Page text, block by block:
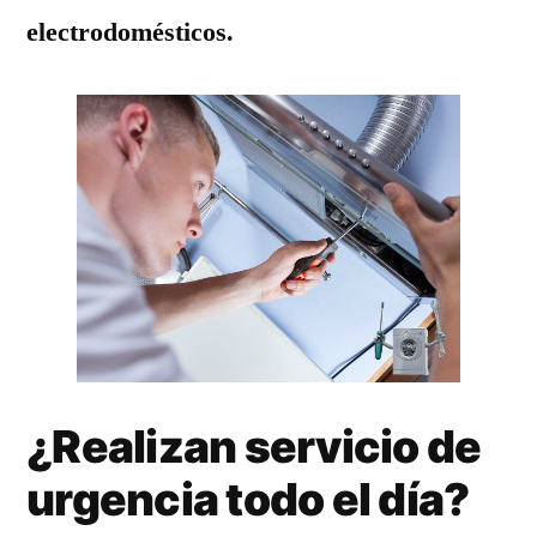
electrodomésticos.
¿Realizan servicio de
urgencia todo el día?